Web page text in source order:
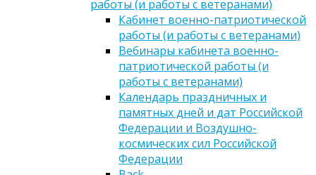
работы (и работы с ветеранами)
Кабинет военно-патриотической
работы (и работы с ветеранами)
Вебинары кабинета военно-
патриотической работы (и
работы с ветеранами)
Календарь праздничных и
памятных дней и дат Российской
Федерации и Воздушно-
космических сил Российской
Федерации